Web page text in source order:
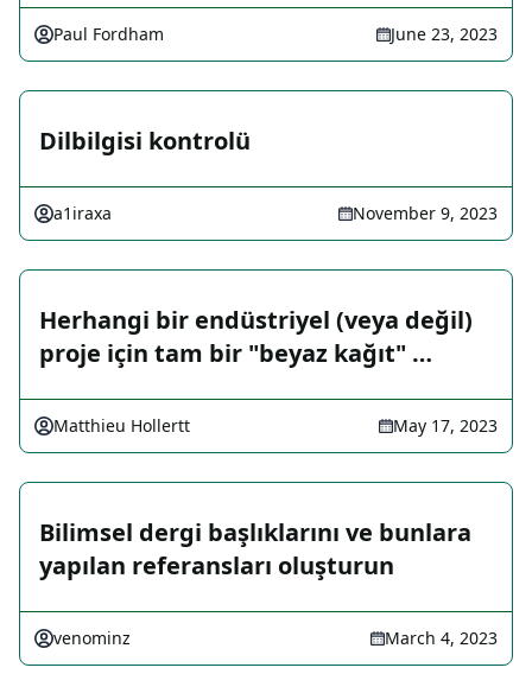
Paul Fordham June 23, 2023
Dilbilgisi kontrolü
a1iraxa November 9, 2023
Herhangi bir endüstriyel (veya değil)
proje için tam bir "beyaz kağıt" …
Matthieu Hollertt May 17, 2023
Bilimsel dergi başlıklarını ve bunlara
yapılan referansları oluşturun
venominz March 4, 2023